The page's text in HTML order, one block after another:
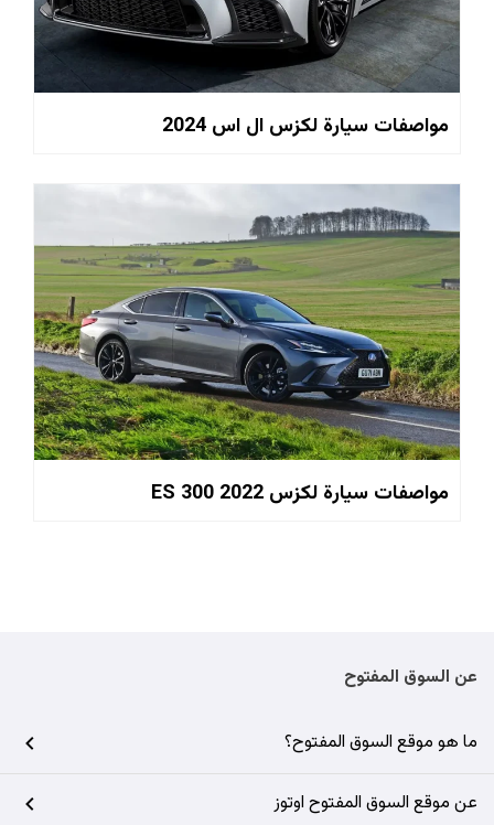
مواصفات سيارة لكزس ال اس 2024
مواصفات سيارة لكزس ES 300 2022
عن السوق المفتوح
ما هو موقع السوق المفتوح؟
عن موقع السوق المفتوح اوتوز